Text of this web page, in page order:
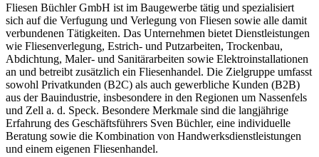
Fliesen Büchler GmbH ist im Baugewerbe tätig und spezialisiert
sich auf die Verfugung und Verlegung von Fliesen sowie alle damit
verbundenen Tätigkeiten. Das Unternehmen bietet Dienstleistungen
wie Fliesenverlegung, Estrich- und Putzarbeiten, Trockenbau,
Abdichtung, Maler- und Sanitärarbeiten sowie Elektroinstallationen
an und betreibt zusätzlich ein Fliesenhandel. Die Zielgruppe umfasst
sowohl Privatkunden (B2C) als auch gewerbliche Kunden (B2B)
aus der Bauindustrie, insbesondere in den Regionen um Nassenfels
und Zell a. d. Speck. Besondere Merkmale sind die langjährige
Erfahrung des Geschäftsführers Sven Büchler, eine individuelle
Beratung sowie die Kombination von Handwerksdienstleistungen
und einem eigenen Fliesenhandel.